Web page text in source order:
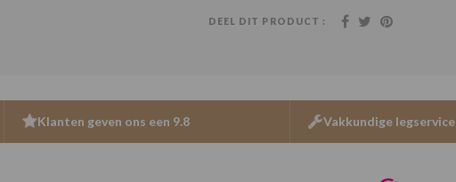
DEEL DIT PRODUCT :
Klanten geven ons een 9.8 Vakkundige legservice